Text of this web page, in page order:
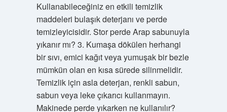
Kullanabileceğiniz en etkili temizlik
maddeleri bulaşık deterjanı ve perde
temizleyicisidir. Stor perde Arap sabunuyla
yıkanır mı? 3. Kumaşa dökülen herhangi
bir sıvı, emici kağıt veya yumuşak bir bezle
mümkün olan en kısa sürede silinmelidir.
Temizlik için asla deterjan, renkli sabun,
sabun veya leke çıkarıcı kullanmayın.
Makinede perde yıkarken ne kullanılır?